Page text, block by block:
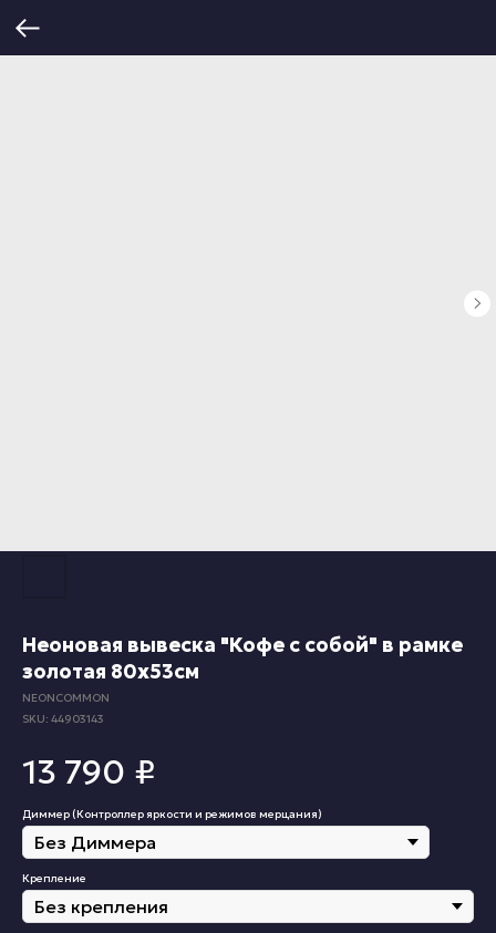
Неоновая вывеска "Кофе с собой" в рамке
золотая 80х53см
NEONCOMMON
SKU: 44903143
13 790 ₽
Диммер (Контроллер яркости и режимов мерцания)
Крепление